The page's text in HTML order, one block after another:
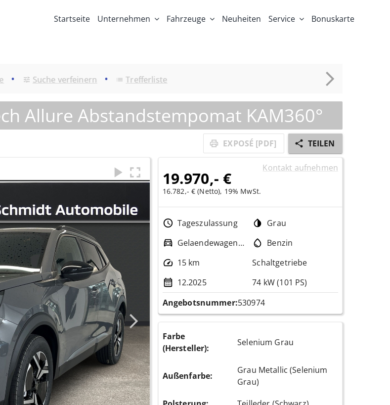
Startseite Unternehmen Fahrzeuge Neuheiten Service Bonuskarte
• Suche verfeinern • Trefferliste
Allure Abstandstempomat KAM360°
EXPOSÉ [PDF] TEILEN
19.970,- €
16.782,- € (Netto), 19% MwSt.
Kontakt aufnehmen
Tageszulassung
Grau
Gelaendewagen / Pickup
Benzin
15 km
Schaltgetriebe
12.2025
74 kW (101 PS)
Angebotsnummer:530974
Farbe
(Hersteller):
Selenium Grau
Außenfarbe:
Grau Metallic (Selenium
Grau)